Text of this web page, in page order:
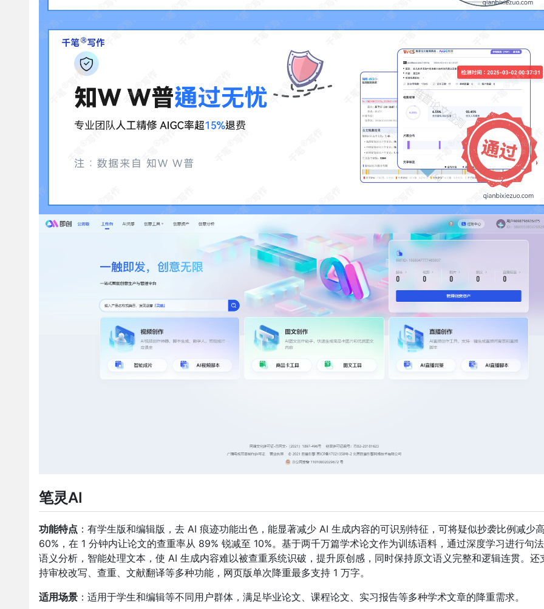
笔灵AI
功能特点 ：有学生版和编辑版，去 AI 痕迹功能出色，能显著减少 AI 生成内容的可识别特征，可将疑似抄袭比例减少
60%，在 1 分钟内让论文的查重率从 89% 锐减至 10%。基于两千万篇学术论文作为训练语料，通过深度学习进行句
语义分析，智能处理文本，使 AI 生成内容难以被查重系统识破，提升原创感，同时保持原文语义完整和逻辑连贯。还
持审校改写、查重、文献翻译等多种功能，网页版单次降重最多支持 1 万字。
适用场景 ：适用于学生和编辑等不同用户群体，满足毕业论文、课程论文、实习报告等多种学术文章的降重需求。